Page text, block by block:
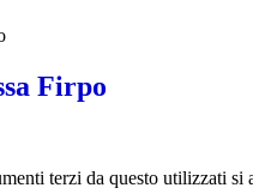
Firpo
terzi da questo utilizzati si